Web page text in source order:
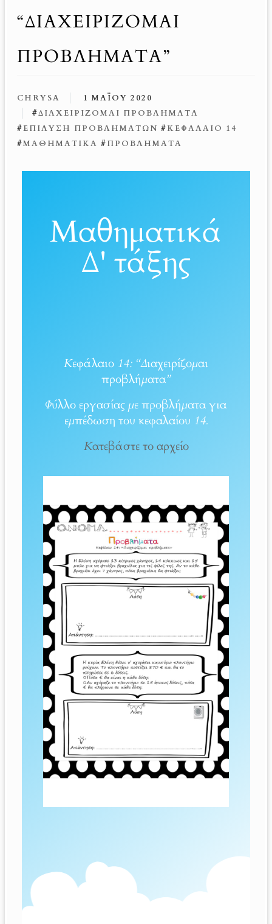
“ΔΙΑΧΕΙΡΙΖΟΜΑΙ
ΠΡΟΒΛΗΜΑΤΑ”
CHRYSA
1 ΜΑΪ́ΟΥ 2020
#ΔΙΑΧΕΙΡΊΖΟΜΑΙ ΠΡΟΒΛΉΜΑΤΑ
#ΕΠΊΛΥΣΗ ΠΡΟΒΛΗΜΆΤΩΝ #ΚΕΦΆΛΑΙΟ 14
#ΜΑΘΗΜΑΤΙΚΆ #ΠΡΟΒΛΉΜΑΤΑ
Μαθηματικά
Δ' τάξης
Κεφάλαιο 14: “Διαχειρίζομαι
προβλήματα”
Φύλλο εργασίας με προβλήματα για
εμπέδωση του κεφαλαίου 14.
Κατεβάστε το αρχείο